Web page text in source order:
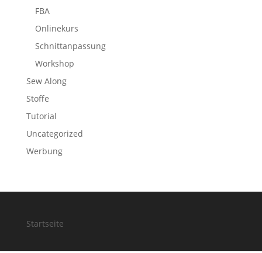
FBA
Onlinekurs
Schnittanpassung
Workshop
Sew Along
Stoffe
Tutorial
Uncategorized
Werbung
Startseite